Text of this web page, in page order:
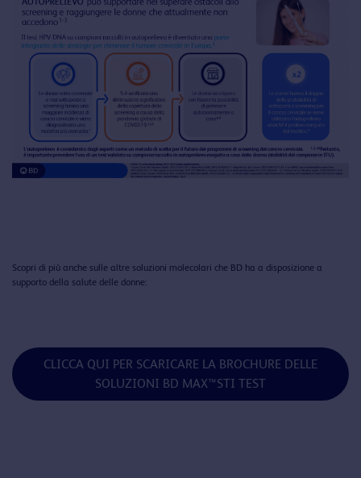
Scopri di più anche sulle altre soluzioni molecolari che BD ha a disposizione a
supporto della salute delle donne:
CLICCA QUI PER SCARICARE LA BROCHURE DELLE
SOLUZIONI BD MAX™STI TEST